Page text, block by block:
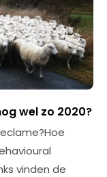
wel zo 2020?
vinden de